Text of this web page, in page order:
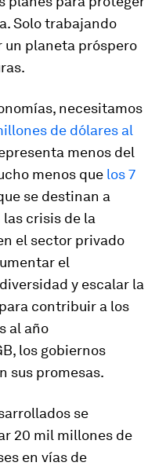
Solo trabajando
un planeta próspero
necesitamos
de dólares al
menos del
menos que los 7
se destinan a
crisis de la
el sector privado
el
y escalar la
contribuir a los
al año
los gobiernos
sus promesas.
se
20 mil millones de
en vías de